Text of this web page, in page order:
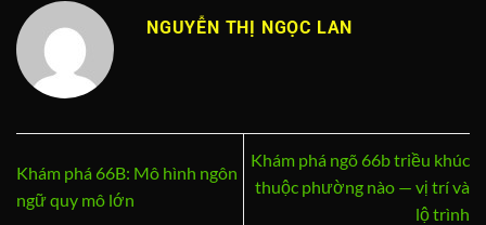
NGUYỄN THỊ NGỌC LAN
Khám phá 66B: Mô hình ngôn
ngữ quy mô lớn
Khám phá ngõ 66b triều khúc
thuộc phường nào — vị trí và
lộ trình